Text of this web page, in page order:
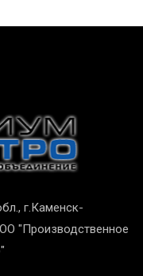
г.Каменск-
"Производственное